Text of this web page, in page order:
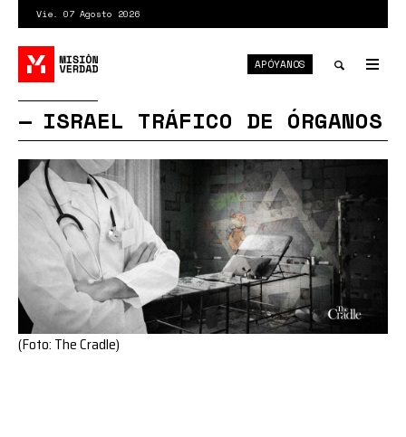
contenido
principal
Vie. 07 Agosto 2026
search
APÓYANOS
ISRAEL TRÁFICO DE ÓRGANOS
(Foto: The Cradle)